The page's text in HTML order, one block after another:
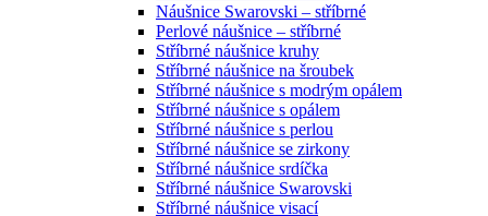
Náušnice Swarovski – stříbrné
Perlové náušnice – stříbrné
Stříbrné náušnice kruhy
Stříbrné náušnice na šroubek
Stříbrné náušnice s modrým opálem
Stříbrné náušnice s opálem
Stříbrné náušnice s perlou
Stříbrné náušnice se zirkony
Stříbrné náušnice srdíčka
Stříbrné náušnice Swarovski
Stříbrné náušnice visací